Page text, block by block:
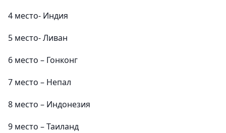
4 место- Индия
5 место- Ливан
6 место – Гонконг
7 место – Непал
8 место – Индонезия
9 место – Таиланд